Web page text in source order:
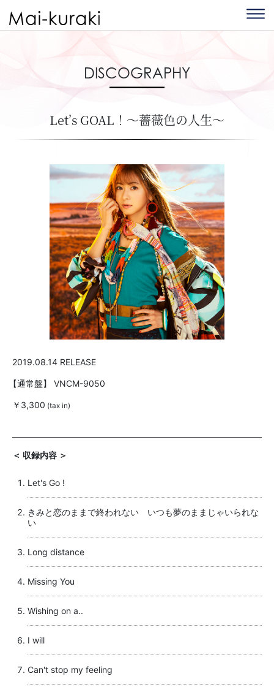
DISCOGRAPHY
Let’s GOAL！～薔薇色の人生～
2019.08.14 RELEASE
【通常盤】 VNCM-9050
￥3,300 (tax in)
＜ 収録内容 ＞
Let's Go !
きみと恋のままで終われない いつも夢のままじゃいられな
い
Long distance
Missing You
Wishing on a..
I will
Can't stop my feeling